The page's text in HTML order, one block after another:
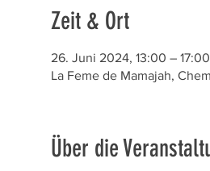
Zeit & Ort
26. Juni 2024, 13:00 – 17:00
La Feme de Mamajah,
Über die